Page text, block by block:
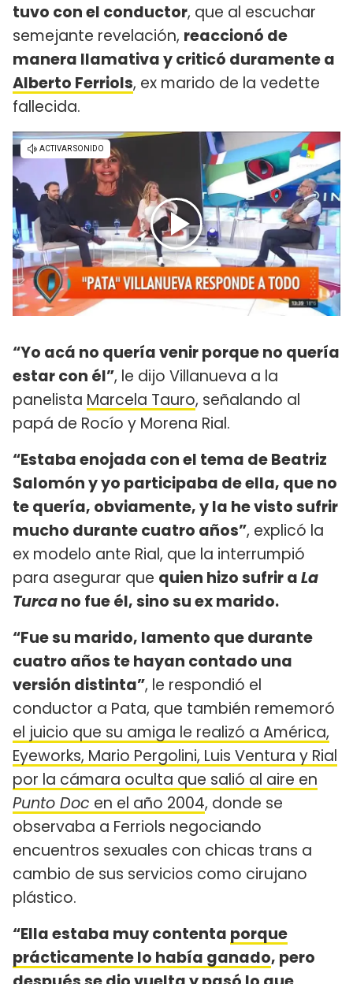
tuvo con el conductor, que al escuchar
semejante revelación, reaccionó de
manera llamativa y criticó duramente a
Alberto Ferriols, ex marido de la vedette
fallecida.
“Yo acá no quería venir porque no quería
estar con él”, le dijo Villanueva a la
panelista Marcela Tauro, señalando al
papá de Rocío y Morena Rial.
“Estaba enojada con el tema de Beatriz
Salomón y yo participaba de ella, que no
te quería, obviamente, y la he visto sufrir
mucho durante cuatro años”, explicó la
ex modelo ante Rial, que la interrumpió
para asegurar que quien hizo sufrir aLa
Turcano fue él, sino su ex marido.
“Fue su marido, lamento que durante
cuatro años te hayan contado una
versión distinta”, le respondió el
conductor a Pata, que también rememoró
el juicio que su amiga le realizó a América,
Eyeworks, Mario Pergolini, Luis Ventura y Rial
por la cámara oculta que salió al aire en
Punto Doc en el año 2004, donde se
observaba a Ferriols negociando
encuentros sexuales con chicas trans a
cambio de sus servicios como cirujano
plástico.
“Ella estaba muy contenta porque
prácticamente lo había ganado, pero